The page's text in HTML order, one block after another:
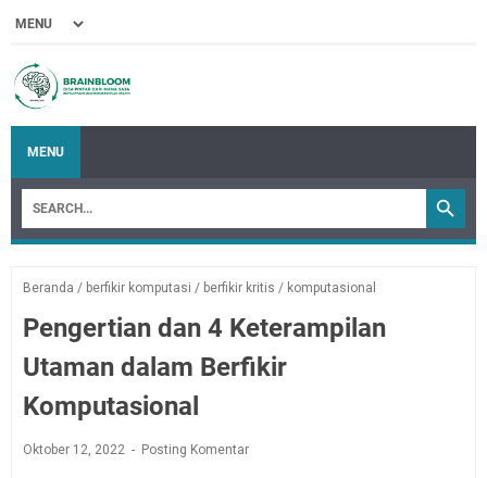
MENU
Beranda / berfikir komputasi / berfikir kritis / komputasional
Pengertian dan 4 Keterampilan
Utaman dalam Berfikir
Komputasional
Oktober 12, 2022 Posting Komentar